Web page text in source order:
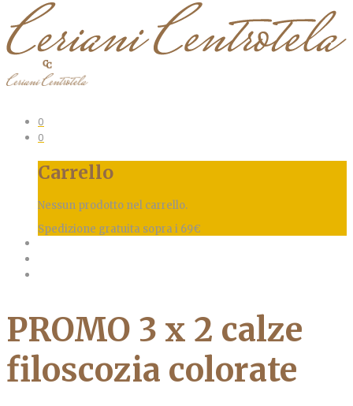
0
0
Carrello
Nessun prodotto nel carrello.
Spedizione gratuita sopra i 69€
PROMO 3 x 2 calze
filoscozia colorate